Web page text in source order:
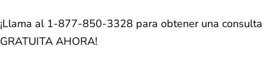
¡Llama al 1-877-850-3328 para obtener una consulta
GRATUITA AHORA!